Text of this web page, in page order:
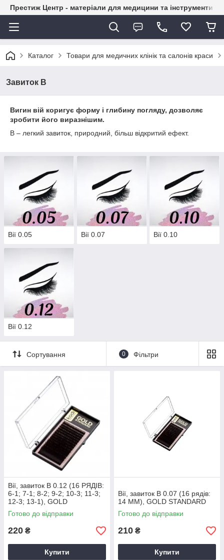
Престиж Центр - матеріали для медицини та інструменти
Каталог Товари для медичних клінік та салонів краси
Завиток В
Вигин вій коригує форму і глибину погляду, дозволяє
зробити його виразнішим.
B – легкий завиток, природний, більш відкритий ефект.
Вії 0.05 Вії 0.07 Вії 0.10
Вії 0.12
Сортування 0 Фільтри
Вії, завиток B 0.12 (16 РЯДІВ:
6-1; 7-1; 8-2; 9-2; 10-3; 11-3;
12-3; 13-1), GOLD
STANDARD
Готово до відправки
220 ₴
Купити
Вії, завиток B 0.07 (16 рядів:
14 ММ), GOLD STANDARD
Готово до відправки
210 ₴
Купити